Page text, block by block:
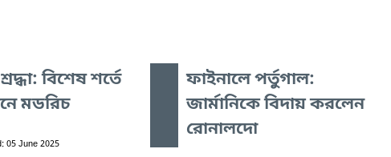
বিশেষ শর্তে
মডরিচ
05 June 2025
ফাইনালে পর্তুগাল:
জার্মানিকে বিদায় করলেন
রোনালদো